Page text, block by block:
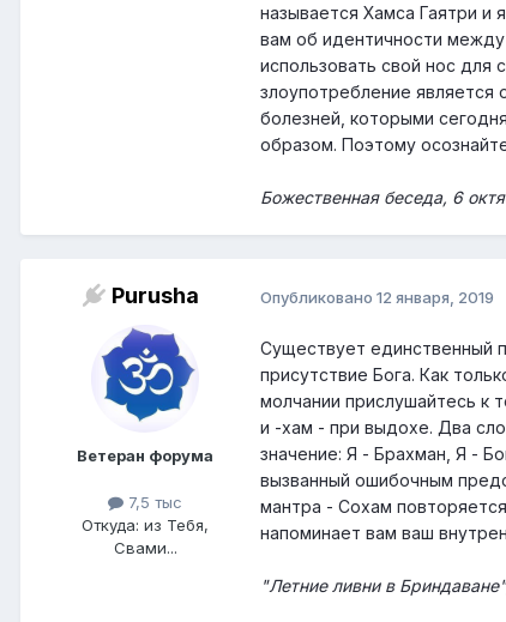
называется Хамса Гаятри
вам об идентичности
использовать свой нос для
злоупотребление является
болезней, которыми
образом. Поэтому
Божественная беседа, 6
Purusha
Ветеран форума
7,5 тыс
Откуда: из Тебя,
Свами...
Опубликовано 12 января, 2019
Существует единственный
присутствие Бога. Как
молчании прислушайтесь к
и -хам - при выдохе. Два
значение: Я - Брахман, Я -
вызванный ошибочным
мантра - Сохам
напоминает вам ваш
"Летние ливни в